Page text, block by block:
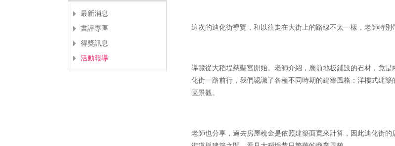
最新消息
書評專區
得獎訊息
活動報導
這次的迪化街導覽，和以往走在大街上的路線不太一樣，老師特
導覽從大稻埕慈聖宮開始。老師介紹，廟前地板鋪設的石材，竟
化街一路前行，我們認識了各種不同時期的建築風格：洋樓式建
區景觀。
老師也分享，過去房屋稅金是依照建築面寬來計算，因此迪化街